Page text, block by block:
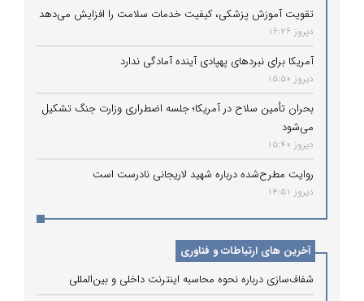
تقویت آموزش پزشکی، کیفیت خدمات سلامت را افزایش می‌دهد
دیروز 16:26
آمریکا برای نبردهای پهپادی آینده آمادگی ندارد
دیروز 15:50
بحران تأمین سلاح در آمریکا؛ جلسه اضطراری وزارت جنگ تشکیل
می‌شود
دیروز 15:40
روایت مطرح‌شده درباره شهید لاریجانی نادرست است
دیروز 14:51
آخرین های ارتباطات و فناوری
شفاف‌سازی درباره نحوه محاسبه اینترنت داخلی و بین‌المللی